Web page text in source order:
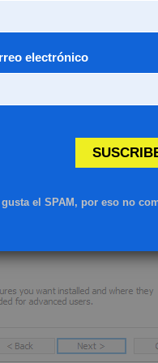
gusta el SPAM, por eso no
electrónico